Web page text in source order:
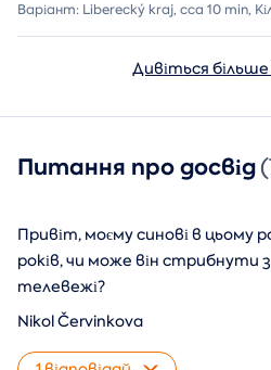
Варіант: Liberecký kraj, cca 10 min,
Дивіться більше
Питання про досвід
Привіт, моєму синові в цьому
років, чи може він стрибнути
телевежі?
Nikol Červinkova